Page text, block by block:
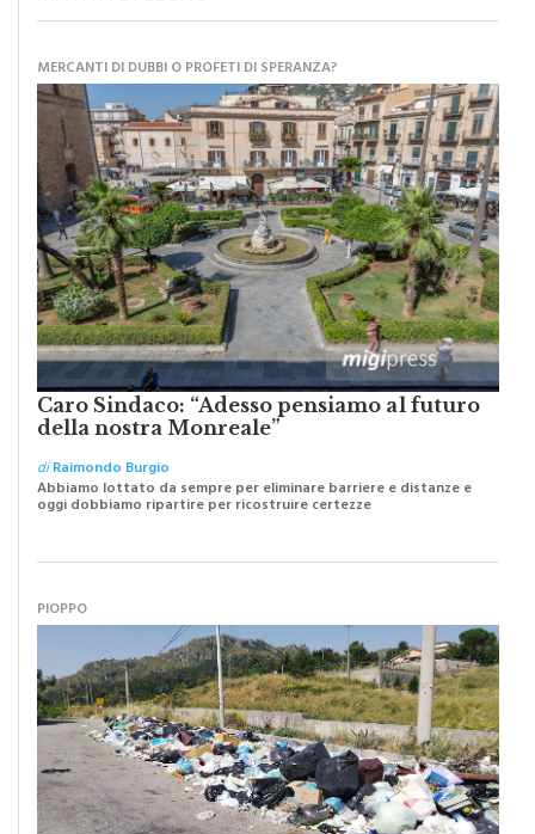
Caro Sindaco: “Adesso pensiamo al futuro
della nostra Monreale”
diRaimondo Burgio
Abbiamo lottato da sempre per eliminare barriere e distanze e
oggi dobbiamo ripartire per ricostruire certezze